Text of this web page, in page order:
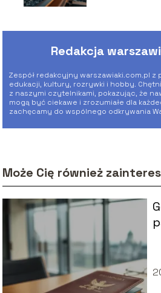
Redakcja
Zespół redakcyjny warszawiaki.com.pl z
edukacji, kultury, rozrywki i hobby.
z naszymi czytelnikami, pokazując, że
mogą być ciekawe i zrozumiałe dla
zachęcamy do wspólnego odkrywania
Może Cię również